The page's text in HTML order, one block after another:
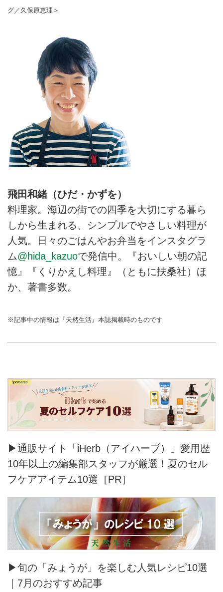
グ／久保原恵理＞
飛田和緒（ひだ・かずを）
料理家。海辺の街での四季を大切にする暮ら
しから生まれる、シンプルでやさしい料理が
人気。日々のごはんやお弁当をインスタグラ
ム@hida_kazuoで発信中。『おいしい朝の記
憶』『くりかえし料理』（ともに扶桑社）ほ
か、著書多数。
※記事中の情報は『天然生活』本誌掲載時のものです
▶通販サイト「iHerb（アイハーブ）」愛用歴
10年以上の編集部スタッフが厳選！夏のセル
フケアアイテム10選［PR］
▶旬の「みょうが」を楽しむ人気レシピ10選
｜7月のおすすめ記事